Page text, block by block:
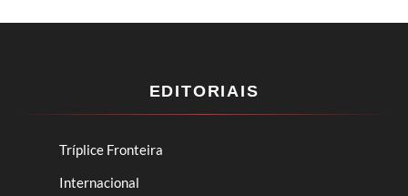
EDITORIAIS
Tríplice Fronteira
Internacional